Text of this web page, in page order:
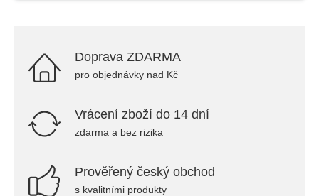
Doprava ZDARMA
pro objednávky nad Kč
Vrácení zboží do 14 dní
zdarma a bez rizika
Prověřený český obchod
s kvalitními produkty